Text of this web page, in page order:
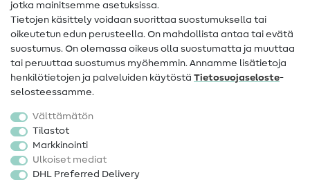
Tietoa omistajanvaihdoksesta
Peruutusoikeus
Suosittu
Kankaat
Ompelutarvikkeet
Ale
jotka mainitsemme asetuksissa.
Tietojen käsittely voidaan suorittaa suostumuksella tai
oikeutetun edun perusteella. On mahdollista antaa tai evätä
suostumus. On olemassa oikeus olla suostumatta ja muuttaa
tai peruuttaa suostumus myöhemmin. Annamme lisätietoja
henkilötietojen ja palveluiden käytöstä Tietosuojaseloste-
selosteessamme.
Välttämätön
Tilastot
Markkinointi
Ulkoiset mediat
DHL Preferred Delivery